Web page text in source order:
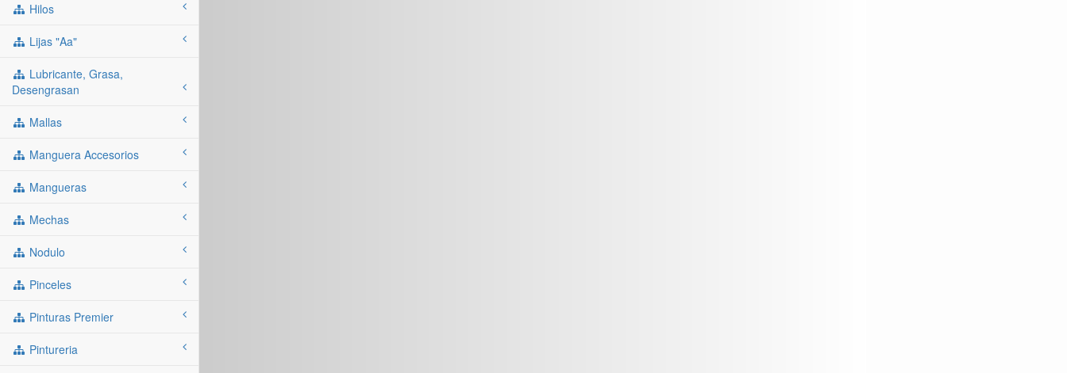
Hilos
Lijas "aa"
Lubricante, Grasa,
Desengrasan
Mallas
Manguera Accesorios
Mangueras
Mechas
Nodulo
Pinceles
Pinturas Premier
Pintureria